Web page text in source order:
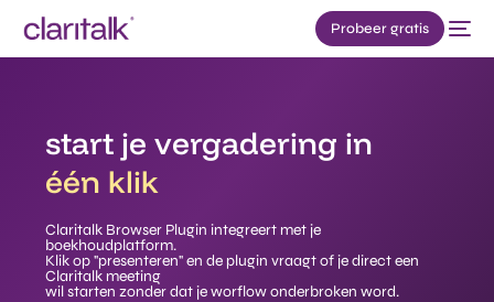
Probeer gratis
start je vergadering in
één klik
Claritalk Browser Plugin integreert met je
boekhoudplatform.
Klik op "presenteren" en de plugin vraagt of je direct een
Claritalk meeting
wil starten zonder dat je worflow onderbroken word.